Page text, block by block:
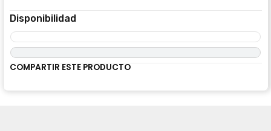
Disponibilidad
COMPARTIR ESTE PRODUCTO